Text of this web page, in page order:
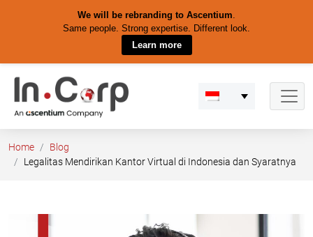
We will be rebranding to Ascentium.
Same people. Strong expertise. Different look.
Learn more
content
Home
Blog
Legalitas Mendirikan Kantor Virtual di Indonesia dan Syaratnya